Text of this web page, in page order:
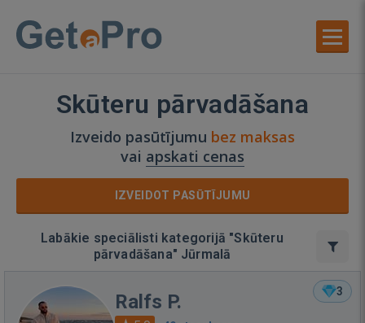
Skūteru pārvadāšana
Izveido pasūtījumu bez maksas
vai apskati cenas
IZVEIDOT PASŪTĪJUMU
Labākie speciālisti kategorijā "Skūteru
pārvadāšana" Jūrmalā
3
Ralfs P.